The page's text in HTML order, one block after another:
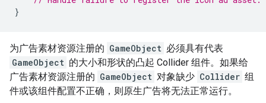
}
为广告素材资源注册的 GameObject 必须具有代表
GameObject 的大小和形状的凸起 Collider 组件。如果给
广告素材资源注册的 GameObject 对象缺少 Collider 组
件或该组件配置不正确，则原生广告将无法正常运行。